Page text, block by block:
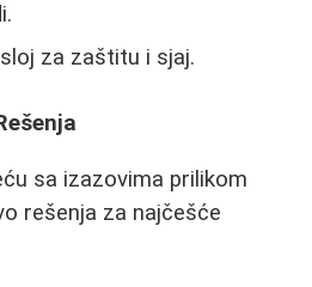
za zaštitu i sjaj.
sa izazovima prilikom
rešenja za najčešće